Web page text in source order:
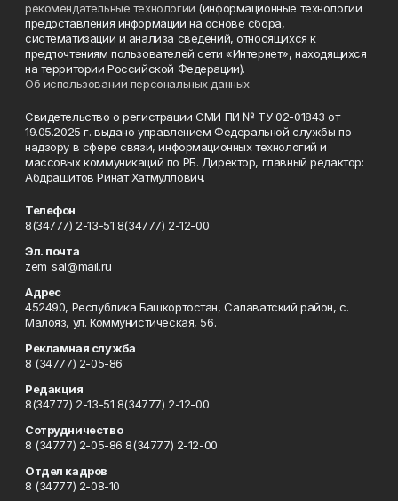
рекомендательные технологии (информационные технологии
предоставления информации на основе сбора,
систематизации и анализа сведений, относящихся к
предпочтениям пользователей сети «Интернет», находящихся
на территории Российской Федерации).
Об использовании персональных данных
Свидетельство о регистрации СМИ ПИ № ТУ 02-01843 от
19.05.2025 г. выдано управлением Федеральной службы по
надзору в сфере связи, информационных технологий и
массовых коммуникаций по РБ. Директор, главный редактор:
Абдрашитов Ринат Хатмуллович.
Телефон
8(34777) 2-13-51 8(34777) 2-12-00
Эл. почта
zem_sal@mail.ru
Адрес
452490, Республика Башкортостан, Салаватский район, с.
Малояз, ул. Коммунистическая, 56.
Рекламная служба
8 (34777) 2-05-86
Редакция
8(34777) 2-13-51 8(34777) 2-12-00
Сотрудничество
8 (34777) 2-05-86 8(34777) 2-12-00
Отдел кадров
8 (34777) 2-08-10